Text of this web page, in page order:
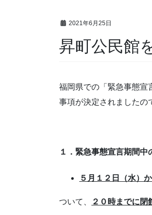
2021年6月25日
昇町公民館
福岡県での「緊急事態宣
事項が決定されましたの
１．緊急事態宣言期間中
５月１２日（水）
ついて、 ２０時までに閉